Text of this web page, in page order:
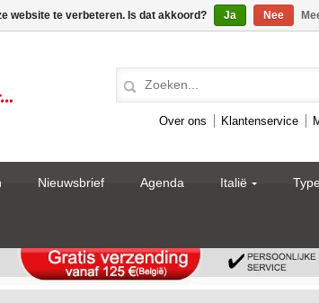
Over ons Klantenservice
Nieuwsbrief Agenda Italië Type
website te verbeteren. Is dat akkoord? Ja Nee